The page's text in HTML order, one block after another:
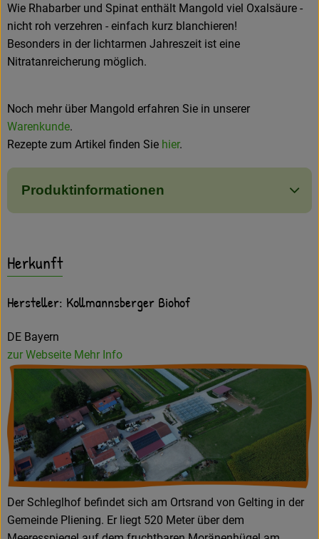
Wie Rhabarber und Spinat enthält Mangold viel Oxalsäure -
nicht roh verzehren - einfach kurz blanchieren!
Besonders in der lichtarmen Jahreszeit ist eine
Nitratanreicherung möglich.
Noch mehr über Mangold erfahren Sie in unserer
Warenkunde.
Rezepte zum Artikel finden Sie hier.
Produktinformationen
Herkunft
Hersteller: Kollmannsberger Biohof
DE Bayern
zur Webseite Mehr Info
Der Schleglhof befindet sich am Ortsrand von Gelting in der
Gemeinde Pliening. Er liegt 520 Meter über dem